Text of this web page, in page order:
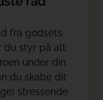
fra godsets
du styr på alt
under din
du skabe dit
stressende